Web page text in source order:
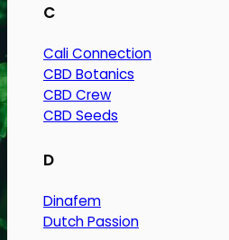
C
Cali Connection
CBD Botanics
CBD Crew
CBD Seeds
D
Dinafem
Dutch Passion